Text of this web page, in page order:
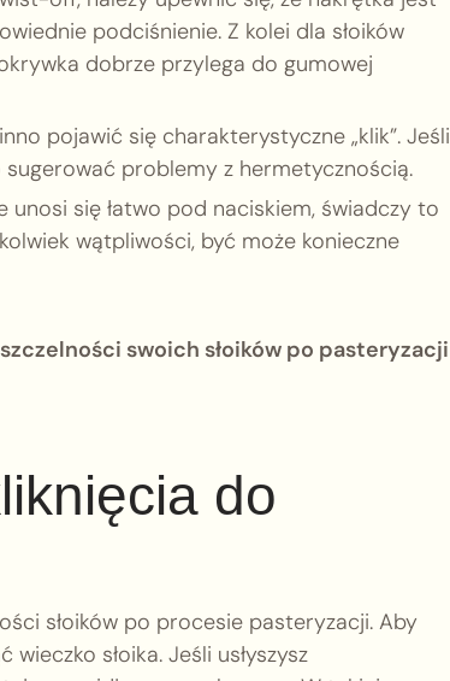
podciśnienie. Z kolei dla słoików
dobrze przylega do gumowej
pojawić się charakterystyczne „klik”. Jeśli
sugerować problemy z hermetycznością.
się łatwo pod naciskiem, świadczy to
wątpliwości, być może konieczne
swoich słoików po pasteryzacji
do
słoików po procesie pasteryzacji. Aby
słoika. Jeśli usłyszysz